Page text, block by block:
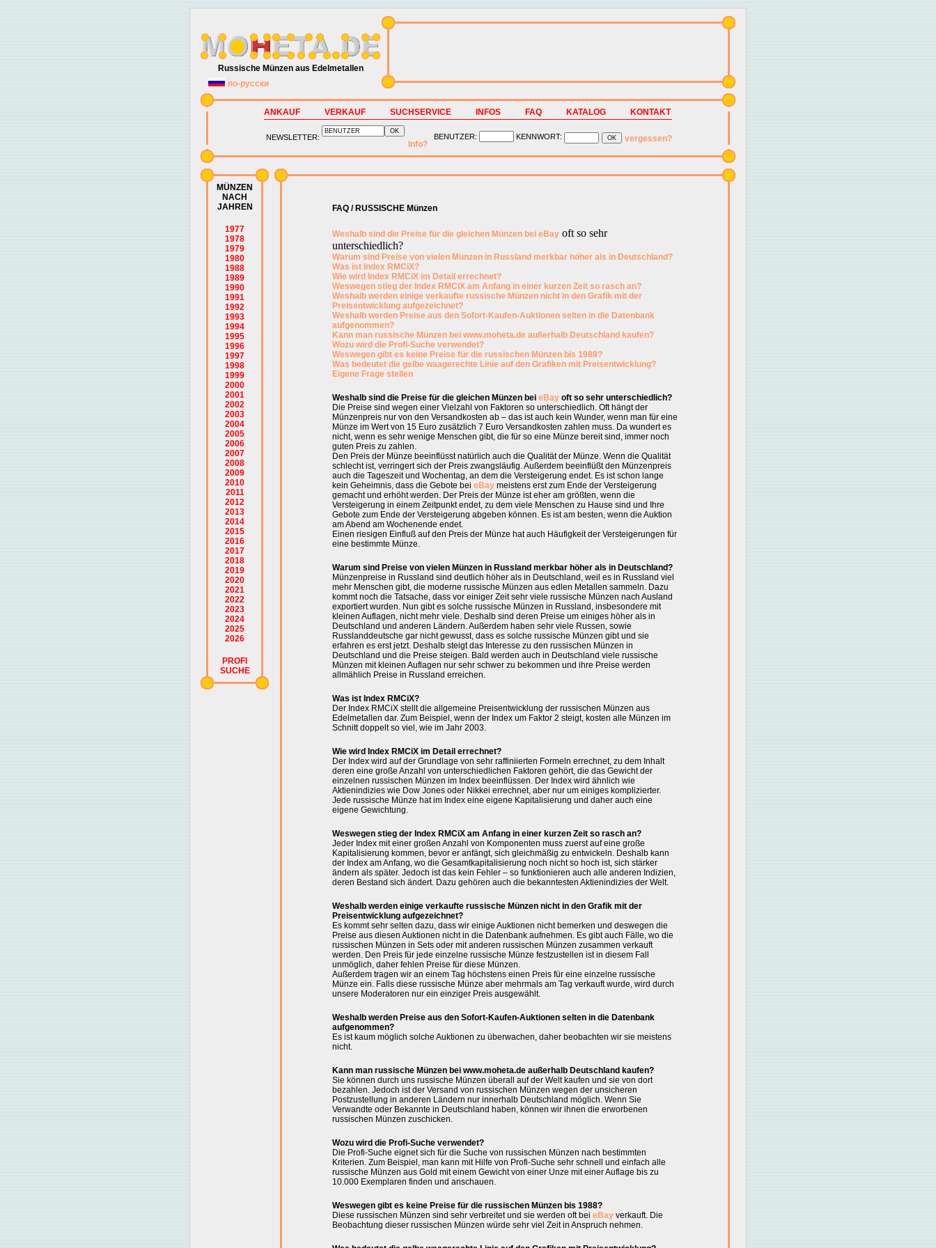
Russische Münzen aus Edelmetallen
по-русски
ANKAUF VERKAUF SUCHSERVICE INFOS FAQ KATALOG KONTAKT
NEWSLETTER:
Info?
BENUTZER: KENNWORT: vergessen?
MÜNZEN
NACH
JAHREN
1977
1978
1979
1980
1988
1989
1990
1991
1992
1993
1994
1995
1996
1997
1998
1999
2000
2001
2002
2003
2004
2005
2006
2007
2008
2009
2010
2011
2012
2013
2014
2015
2016
2017
2018
2019
2020
2021
2022
2023
2024
2025
2026
PROFI
SUCHE
FAQ / RUSSISCHE Münzen
Weshalb sind die Preise für die gleichen Münzen bei eBayoft so sehr
unterschiedlich?
Warum sind Preise von vielen Münzen in Russland merkbar höher als in Deutschland?
Was ist Index RMCiX?
Wie wird Index RMCiX im Detail errechnet?
Weswegen stieg der Index RMCiX am Anfang in einer kurzen Zeit so rasch an?
Weshalb werden einige verkaufte russische Münzen nicht in den Grafik mit der
Preisentwicklung aufgezeichnet?
Weshalb werden Preise aus den Sofort-Kaufen-Auktionen selten in die Datenbank
aufgenommen?
Kann man russische Münzen bei www.moheta.de außerhalb Deutschland kaufen?
Wozu wird die Profi-Suche verwendet?
Weswegen gibt es keine Preise für die russischen Münzen bis 1988?
Was bedeutet die gelbe waagerechte Linie auf den Grafiken mit Preisentwicklung?
Eigene Frage stellen
Weshalb sind die Preise für die gleichen Münzen bei eBayoft so sehr unterschiedlich?
Die Preise sind wegen einer Vielzahl von Faktoren so unterschiedlich. Oft hängt der
Münzenpreis nur von den Versandkosten ab – das ist auch kein Wunder, wenn man für eine
Münze im Wert von 15 Euro zusätzlich 7 Euro Versandkosten zahlen muss. Da wundert es
nicht, wenn es sehr wenige Menschen gibt, die für so eine Münze bereit sind, immer noch
guten Preis zu zahlen.
Den Preis der Münze beeinflüsst natürlich auch die Qualität der Münze. Wenn die Qualität
schlecht ist, verringert sich der Preis zwangsläufig. Außerdem beeinflüßt den Münzenpreis
auch die Tageszeit und Wochentag, an dem die Versteigerung endet. Es ist schon lange
kein Geheimnis, dass die Gebote bei eBaymeistens erst zum Ende der Versteigerung
gemacht und erhöht werden. Der Preis der Münze ist eher am größten, wenn die
Versteigerung in einem Zeitpunkt endet, zu dem viele Menschen zu Hause sind und Ihre
Gebote zum Ende der Versteigerung abgeben können. Es ist am besten, wenn die Auktion
am Abend am Wochenende endet.
Einen riesigen Einfluß auf den Preis der Münze hat auch Häufigkeit der Versteigerungen für
eine bestimmte Münze.
Warum sind Preise von vielen Münzen in Russland merkbar höher als in Deutschland?
Münzenpreise in Russland sind deutlich höher als in Deutschland, weil es in Russland viel
mehr Menschen gibt, die moderne russische Münzen aus edlen Metallen sammeln. Dazu
kommt noch die Tatsache, dass vor einiger Zeit sehr viele russische Münzen nach Ausland
exportiert wurden. Nun gibt es solche russische Münzen in Russland, insbesondere mit
kleinen Auflagen, nicht mehr viele. Deshalb sind deren Preise um einiges höher als in
Deutschland und anderen Ländern. Außerdem haben sehr viele Russen, sowie
Russlanddeutsche gar nicht gewusst, dass es solche russische Münzen gibt und sie
erfahren es erst jetzt. Deshalb steigt das Interesse zu den russischen Münzen in
Deutschland und die Preise steigen. Bald werden auch in Deutschland viele russische
Münzen mit kleinen Auflagen nur sehr schwer zu bekommen und ihre Preise werden
allmählich Preise in Russland erreichen.
Was ist Index RMCiX?
Der Index RMCiX stellt die allgemeine Preisentwicklung der russischen Münzen aus
Edelmetallen dar. Zum Beispiel, wenn der Index um Faktor 2 steigt, kosten alle Münzen im
Schnitt doppelt so viel, wie im Jahr 2003.
Wie wird Index RMCiX im Detail errechnet?
Der Index wird auf der Grundlage von sehr raffiniierten Formeln errechnet, zu dem Inhalt
deren eine große Anzahl von unterschiedlichen Faktoren gehört, die das Gewicht der
einzelnen russischen Münzen im Index beeinflüssen. Der Index wird ähnlich wie
Aktienindizies wie Dow Jones oder Nikkei errechnet, aber nur um einiges komplizierter.
Jede russische Münze hat im Index eine eigene Kapitalisierung und daher auch eine
eigene Gewichtung.
Weswegen stieg der Index RMCiX am Anfang in einer kurzen Zeit so rasch an?
Jeder Index mit einer großen Anzahl von Komponenten muss zuerst auf eine große
Kapitalisierung kommen, bevor er anfängt, sich gleichmäßig zu entwickeln. Deshalb kann
der Index am Anfang, wo die Gesamtkapitalisierung noch nicht so hoch ist, sich stärker
ändern als später. Jedoch ist das kein Fehler – so funktionieren auch alle anderen Indizien,
deren Bestand sich ändert. Dazu gehören auch die bekanntesten Aktienindizies der Welt.
Weshalb werden einige verkaufte russische Münzen nicht in den Grafik mit der
Preisentwicklung aufgezeichnet?
Es kommt sehr selten dazu, dass wir einige Auktionen nicht bemerken und deswegen die
Preise aus diesen Auktionen nicht in die Datenbank aufnehmen. Es gibt auch Fälle, wo die
russischen Münzen in Sets oder mit anderen russischen Münzen zusammen verkauft
werden. Den Preis für jede einzelne russische Münze festzustellen ist in diesem Fall
unmöglich, daher fehlen Preise für diese Münzen.
Außerdem tragen wir an einem Tag höchstens einen Preis für eine einzelne russische
Münze ein. Falls diese russische Münze aber mehrmals am Tag verkauft wurde, wird durch
unsere Moderatoren nur ein einziger Preis ausgewählt.
Weshalb werden Preise aus den Sofort-Kaufen-Auktionen selten in die Datenbank
aufgenommen?
Es ist kaum möglich solche Auktionen zu überwachen, daher beobachten wir sie meistens
nicht.
Kann man russische Münzen bei www.moheta.de außerhalb Deutschland kaufen?
Sie können durch uns russische Münzen überall auf der Welt kaufen und sie von dort
bezahlen. Jedoch ist der Versand von russischen Münzen wegen der unsicheren
Postzustellung in anderen Ländern nur innerhalb Deutschland möglich. Wenn Sie
Verwandte oder Bekannte in Deutschland haben, können wir ihnen die erworbenen
russischen Münzen zuschicken.
Wozu wird die Profi-Suche verwendet?
Die Profi-Suche eignet sich für die Suche von russischen Münzen nach bestimmten
Kriterien. Zum Beispiel, man kann mit Hilfe von Profi-Suche sehr schnell und einfach alle
russische Münzen aus Gold mit einem Gewicht von einer Unze mit einer Auflage bis zu
10.000 Exemplaren finden und anschauen.
Weswegen gibt es keine Preise für die russischen Münzen bis 1988?
Diese russischen Münzen sind sehr verbreitet und sie werden oft bei eBayverkauft. Die
Beobachtung dieser russischen Münzen würde sehr viel Zeit in Anspruch nehmen.